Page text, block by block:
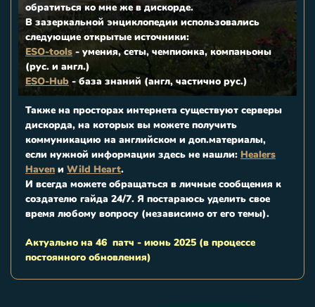
обратиться ко мне же в дискорде.
В зазеркальной энциклопедии использовались
следующие открытые источники:
ESO-tools - умения, сеты, чемпионка, компаньоны
(рус. и англ.)
ESO-Hub - база знаний (англ, частично рус.)
Также на просторах интернета существуют серверы
дискорда, на которых вы можете получить
коммуникацию на английском и доп.материалы,
если нужной информации здесь не нашли: Healers
Haven и Wild Heart.
И всегда можете обращаться в личные сообщения к
создателю гайда 24/7. Я постараюсь уделить свое
время любому вопросу (независимо от его темы).
Актуально на 46 патч - июнь 2025 (в процессе
постоянного обновления)